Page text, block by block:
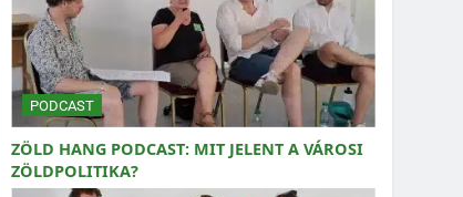
PODCAST
ZÖLD HANG PODCAST: MIT JELENT A VÁROSI
ZÖLDPOLITIKA?